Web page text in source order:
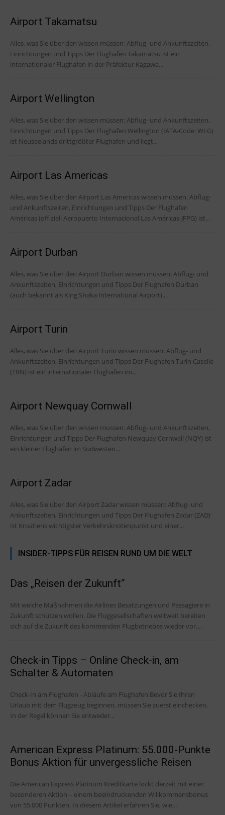
Airport Takamatsu
Alles, was Sie über den wissen müssen: Abflug- und Ankunftszeiten,
Einrichtungen und Tipps Der Flughafen Takamatsu ist ein
internationaler Flughafen in der Präfektur Kagawa...
Airport Wellington
Alles, was Sie über den wissen müssen: Abflug- und Ankunftszeiten,
Einrichtungen und Tipps Der Flughafen Wellington (IATA-Code: WLG)
ist Neuseelands drittgrößter Flughafen und liegt...
Airport Las Americas
Alles, was Sie über den Airport Las Americas wissen müssen: Abflug-
und Ankunftszeiten, Einrichtungen und Tipps Der Flughafen
Américas (offiziell Aeropuerto Internacional Las Américas-JFPG) ist...
Airport Durban
Alles, was Sie über den Airport Durban wissen müssen: Abflug- und
Ankunftszeiten, Einrichtungen und Tipps Der Flughafen Durban
(auch bekannt als King Shaka International Airport)...
Airport Turin
Alles, was Sie über den Airport Turin wissen müssen: Abflug- und
Ankunftszeiten, Einrichtungen und Tipps Der Flughafen Turin Caselle
(TRN) ist ein internationaler Flughafen im...
Airport Newquay Cornwall
Alles, was Sie über den wissen müssen: Abflug- und Ankunftszeiten,
Einrichtungen und Tipps Der Flughafen Newquay Cornwall (NQY) ist
ein kleiner Flughafen im Südwesten...
Airport Zadar
Alles, was Sie über den Airport Zadar wissen müssen: Abflug- und
Ankunftszeiten, Einrichtungen und Tipps Der Flughafen Zadar (ZAD)
ist Kroatiens wichtigster Verkehrsknotenpunkt und einer...
INSIDER-TIPPS FÜR REISEN RUND UM DIE WELT
Das „Reisen der Zukunft“
Mit welche Maßnahmen die Airlines Besatzungen und Passagiere in
Zukunft schützen wollen. Die Fluggesellschaften weltweit bereiten
sich auf die Zukunft des kommenden Flugbetriebes wieder vor....
Check-in Tipps – Online Check-in, am
Schalter & Automaten
Check-In am Flughafen - Abläufe am Flughafen Bevor Sie Ihren
Urlaub mit dem Flugzeug beginnen, müssen Sie zuerst einchecken.
In der Regel können Sie entweder...
American Express Platinum: 55.000-Punkte
Bonus Aktion für unvergessliche Reisen
Die American Express Platinum Kreditkarte lockt derzeit mit einer
besonderen Aktion – einem beeindruckenden Willkommensbonus
von 55.000 Punkten. In diesem Artikel erfahren Sie, wie...